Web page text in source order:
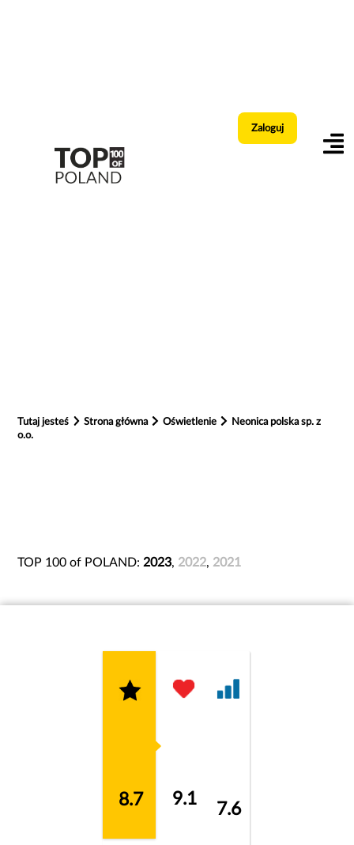
Zaloguj
Tutaj jesteś Strona główna Oświetlenie
Neonica polska sp. z
o.o.
TOP 100 of POLAND:2023, 2022, 2021
8.7 9.1
7.6